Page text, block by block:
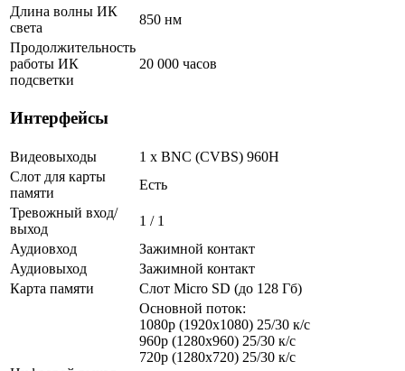
Длина волны ИК
света
850 нм
Продолжительность
работы ИК
подсветки
20 000 часов
Интерфейсы
Видеовыходы
1 х BNC (CVBS) 960H
Слот для карты
памяти
Есть
Тревожный вход/
выход
1 / 1
Аудиовход
Зажимной контакт
Аудиовыход
Зажимной контакт
Карта памяти
Слот Micro SD (до 128 Гб)
Основной поток:
1080p (1920x1080) 25/30 к/с
960p (1280х960) 25/30 к/с
720p (1280х720) 25/30 к/с